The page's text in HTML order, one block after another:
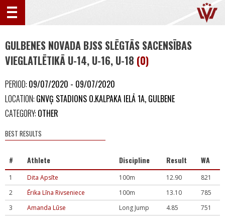
GULBENES NOVADA BJSS SLĒGTĀS SACENSĪBAS
VIEGLATLĒTIKĀ U-14, U-16, U-18 (0)
PERIOD: 09/07/2020 - 09/07/2020
LOCATION: GNVĢ STADIONS O.KALPAKA IELĀ 1A, GULBENE
CATEGORY: OTHER
BEST RESULTS
# Athlete Discipline Result WA
1 Dita Apsīte 100m 12.90
821
2
Ērika Līna Rivseniece 100m 13.10
785
3
Amanda Lūse Long Jump 4.85
751